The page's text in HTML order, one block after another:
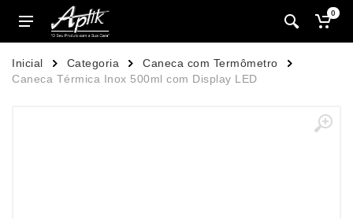
0
Inicial Categoria
Caneca com Termômetro
Caneca Térmica Inox 500ml com Display LED